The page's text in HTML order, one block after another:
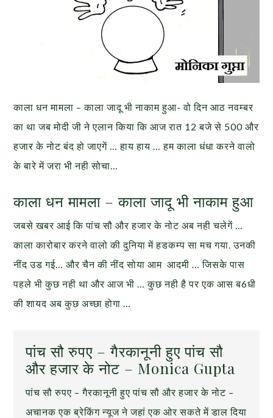
काला धन मामला – काला जादू भी नाकाम हुआ- वो दिन आठ नवम्बर
का था जब मोदी जी ने एलान किया कि आज रात 12 बजे से 500 और
हजार के नोट बंद हो जाएगें … हाय हाय … हम काला धंधा करने वालो
के बारे में जरा भी नही सोचा…
काला धन मामला – काला जादू भी नाकाम हुआ
जबसे खबर आई कि पांच सौ और हजार के नोट अब नही चलेगें …
काला कारोबार करने वालो की दुनिया में हडकम्प सा मच गया. उनकी
नींद उड गई… और चैन की नींद सोया आम आदमी … जिसके पास
पहले भी कुछ नही था और आज भी … कुछ नही है पर एक आस ब6धी
की शायद अब कुछ अच्छा होगा …
पांच सौ रुपए – गैरकानूनी हुए पांच सौ
और हजार के नोट – Monica Gupta
पांच सौ रुपए – गैरकानूनी हुए पांच सौ और हजार के नोट –
अचानक एक ब्रेकिंग न्यूज ने जहां एक ओर सकते में डाल दिया